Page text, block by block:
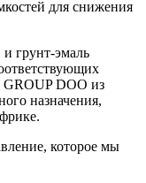
для снижения
грунт-эмаль
DOO из
назначения,
которое мы